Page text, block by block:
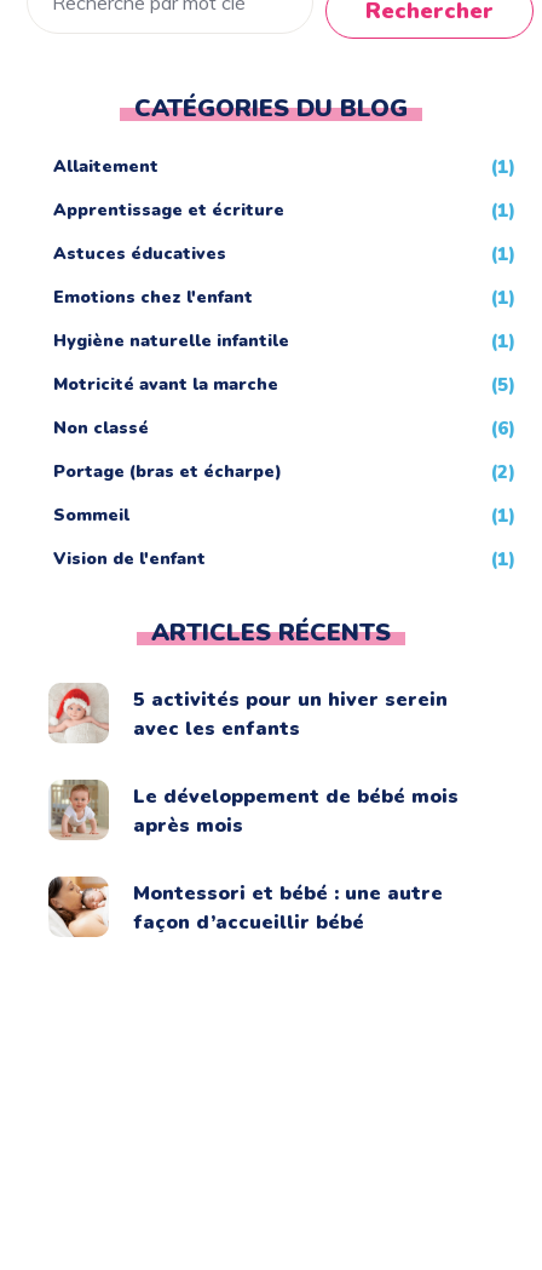
Rechercher
CATÉGORIES DU BLOG
Allaitement (1)
Apprentissage et écriture (1)
Astuces éducatives (1)
Emotions chez l'enfant (1)
Hygiène naturelle infantile (1)
Motricité avant la marche (5)
Non classé (6)
Portage (bras et écharpe) (2)
Sommeil (1)
Vision de l'enfant (1)
ARTICLES RÉCENTS
5 activités pour un hiver serein
avec les enfants
Le développement de bébé mois
après mois
Montessori et bébé : une autre
façon d’accueillir bébé